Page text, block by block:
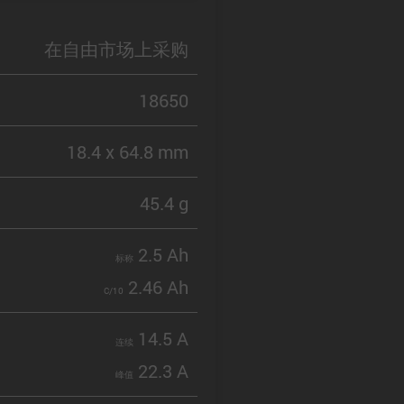
在自由市场上采购
18650
18.4 x 64.8 mm
45.4 g
标称 2.5 Ah
C/10 2.46 Ah
连续 14.5 A
峰值 22.3 A